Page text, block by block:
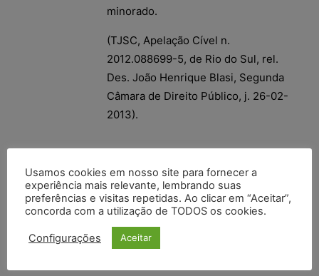
minorado.
(TJSC, Apelação Cível n.
2012.088699-5, de Rio do Sul, rel.
Des. João Henrique Blasi, Segunda
Câmara de Direito Público, j. 26-02-
2013).
Usamos cookies em nosso site para fornecer a
experiência mais relevante, lembrando suas
preferências e visitas repetidas. Ao clicar em “Aceitar”,
concorda com a utilização de TODOS os cookies.
Configurações Aceitar